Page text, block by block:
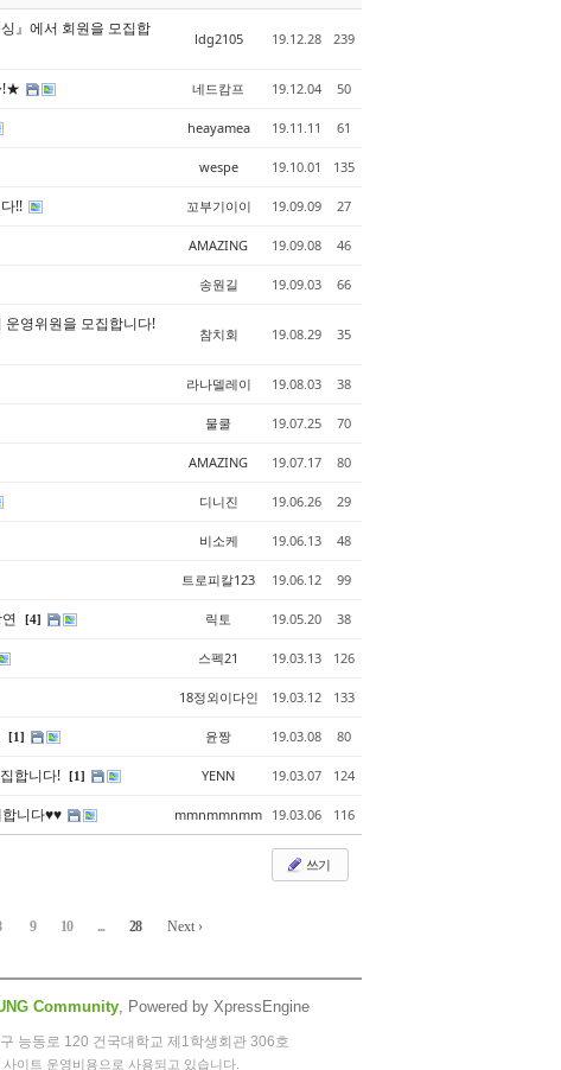
』에서 회원을 모집합
ldg2105 19.12.28 239
네드캄프 19.12.04 50
heayamea 19.11.11 61
wespe 19.10.01 135
!! 꼬부기이이 19.09.09 27
AMAZING 19.09.08 46
송원길 19.09.03 66
영위원을 모집합니다!
참치회 19.08.29 35
라나델레이 19.08.03 38
물쿨 19.07.25 70
AMAZING 19.07.17 80
디니진 19.06.26 29
비소케 19.06.13 48
트로피칼123 19.06.12 99
[4] 릭토 19.05.20 38
스펙21 19.03.13 126
18정외이다인 19.03.12 133
[1] 윤짱 19.03.08 80
합니다! [1] YENN 19.03.07 124
니다♥♥ mmnmmnmm 19.03.06 116
쓰기
9 10 ... 28 Next ›
Community, Powered by XpressEngine
능동로 120 건국대학교 제1학생회관 306호
이트 운영비용으로 사용되고 있습니다.